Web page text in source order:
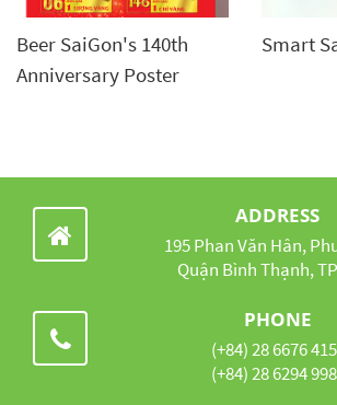
Beer SaiGon's 140th
Anniversary Poster
Smart
ADDRESS
195 Phan Văn Hân,
Quận Bình Thạnh,
PHONE
(+84) 28 6676
(+84) 28 6294